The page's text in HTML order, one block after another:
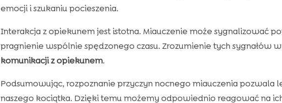
emocji i szukaniu pocieszenia.
Interakcja z opiekunem jest istotna. Miauczenie może sygnalizować
pragnienie wspólnie spędzonego czasu. Zrozumienie tych sygnałów
komunikacji z opiekunem.
Podsumowując, rozpoznanie przyczyn nocnego miauczenia pozwala
naszego kociątka. Dzięki temu możemy odpowiednio reagować na